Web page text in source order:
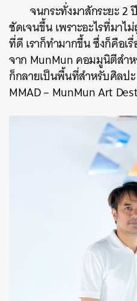
จนกระทั่งมาสักระยะ
ชัดเจนขึ้น เพราะอะไรที่มาไ
ที่ดี เราก็ทำมากขึ้น ซึ่งก็คือเ
จาก MunMun คอมมูนิตีสำ
ก็กลายเป็นพื้นที่สำหรับศิลปะ
MMAD – MunMun Art